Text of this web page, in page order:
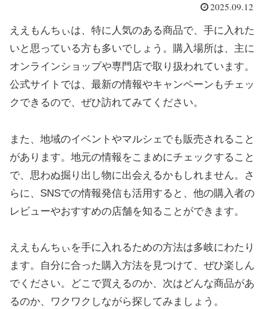
2025.09.12
ええもんちぃは、特に人気のある商品で、手に入れた
いと思っている方も多いでしょう。購入場所は、主に
オンラインショップや専門店で取り扱われています。
公式サイトでは、最新の情報やキャンペーンもチェッ
クできるので、ぜひ訪れてみてください。
また、地域のイベントやマルシェでも販売されること
があります。地元の情報をこまめにチェックすること
で、思わぬ掘り出し物に出会えるかもしれません。さ
らに、SNSでの情報発信も活用すると、他の購入者の
レビューやおすすめの店舗を知ることができます。
ええもんちぃを手に入れるための方法は多岐にわたり
ます。自分に合った購入方法を見つけて、ぜひ楽しん
でください。どこで買えるのか、次はどんな商品があ
るのか、ワクワクしながら探してみましょう。